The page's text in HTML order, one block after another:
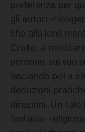
preferenza per
gli autori -
che alla loro
Cristo; a
perenne, sul suo
lasciando poi a
deduzioni
direzioni. Un tale
fantasia-